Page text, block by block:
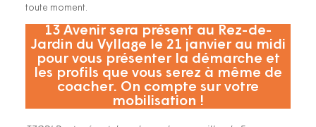
toute moment.
13 Avenir sera présent au Rez-de-
Jardin du Vyllage le 21 janvier au midi
pour vous présenter la démarche et
les profils que vous serez à même de
coacher. On compte sur votre
mobilisation !